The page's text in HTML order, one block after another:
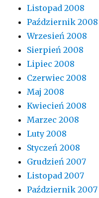
Listopad 2008
Październik 2008
Wrzesień 2008
Sierpień 2008
Lipiec 2008
Czerwiec 2008
Maj 2008
Kwiecień 2008
Marzec 2008
Luty 2008
Styczeń 2008
Grudzień 2007
Listopad 2007
Październik 2007